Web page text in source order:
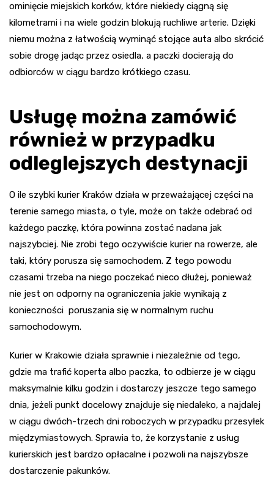
ominięcie miejskich korków, które niekiedy ciągną się
kilometrami i na wiele godzin blokują ruchliwe arterie. Dzięki
niemu można z łatwością wyminąć stojące auta albo skrócić
sobie drogę jadąc przez osiedla, a paczki docierają do
odbiorców w ciągu bardzo krótkiego czasu.
Usługę można zamówić
również w przypadku
odleglejszych destynacji
O ile szybki kurier Kraków działa w przeważającej części na
terenie samego miasta, o tyle, może on także odebrać od
każdego paczkę, która powinna zostać nadana jak
najszybciej. Nie zrobi tego oczywiście kurier na rowerze, ale
taki, który porusza się samochodem. Z tego powodu
czasami trzeba na niego poczekać nieco dłużej, ponieważ
nie jest on odporny na ograniczenia jakie wynikają z
konieczności poruszania się w normalnym ruchu
samochodowym.
Kurier w Krakowie działa sprawnie i niezależnie od tego,
gdzie ma trafić koperta albo paczka, to odbierze je w ciągu
maksymalnie kilku godzin i dostarczy jeszcze tego samego
dnia, jeżeli punkt docelowy znajduje się niedaleko, a najdalej
w ciągu dwóch-trzech dni roboczych w przypadku przesyłek
międzymiastowych. Sprawia to, że korzystanie z usług
kurierskich jest bardzo opłacalne i pozwoli na najszybsze
dostarczenie pakunków.